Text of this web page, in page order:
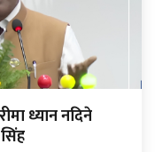
ध्यान नदिने